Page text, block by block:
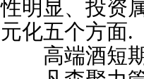
性明显、投资
元化五个方面.
高端酒短期